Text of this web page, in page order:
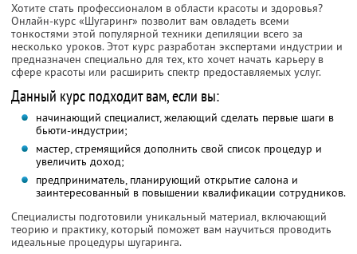
Хотите стать профессионалом в области красоты и здоровья?
Онлайн-курс «Шугаринг» позволит вам овладеть всеми
тонкостями этой популярной техники депиляции всего за
несколько уроков. Этот курс разработан экспертами индустрии и
предназначен специально для тех, кто хочет начать карьеру в
сфере красоты или расширить спектр предоставляемых услуг.
Данный курс подходит вам, если вы:
начинающий специалист, желающий сделать первые шаги в
бьюти-индустрии;
мастер, стремящийся дополнить свой список процедур и
увеличить доход;
предприниматель, планирующий открытие салона и
заинтересованный в повышении квалификации сотрудников.
Специалисты подготовили уникальный материал, включающий
теорию и практику, который поможет вам научиться проводить
идеальные процедуры шугаринга.